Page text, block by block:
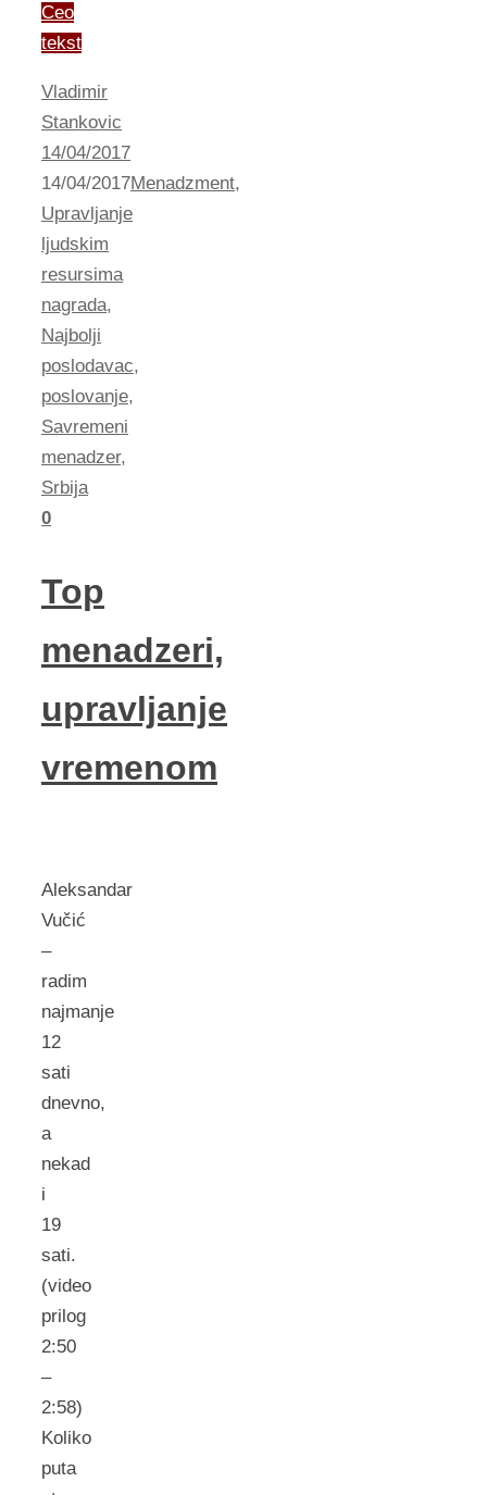
Ceo
tekst
Vladimir
Stankovic
14/04/2017
14/04/2017Menadzment,
Upravljanje
ljudskim
resursima
nagrada,
Najbolji
poslodavac,
poslovanje,
Savremeni
menadzer,
Srbija
0
Top
menadzeri,
upravljanje
vremenom
Aleksandar
Vučić
–
radim
najmanje
12
sati
dnevno,
a
nekad
i
19
sati.
(video
prilog
2:50
–
2:58)
Koliko
puta